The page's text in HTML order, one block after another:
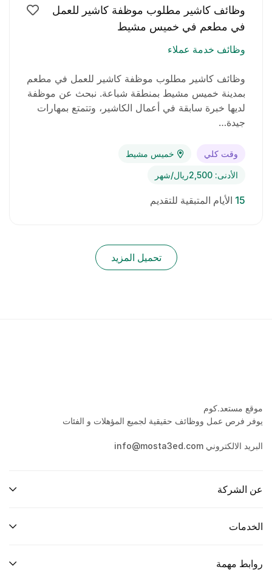
وظائف كاشير مطلوب موظفة كاشير للعمل
في مطعم في خميس مشيط
وظائف خدمة عملاء
وظائف كاشير مطلوب موظفة كاشير للعمل في مطعم
بمدينة خميس مشيط بمنطقة شباعة. نبحث عن موظفة
لديها خبرة سابقة في أعمال الكاشير، وتتمتع بمهارات
جيدة…
وقت كلي خميس مشيط
الأدنى: 2,500ريال/شهر
15 الأيام المتبقية للتقديم
تحميل المزيد
موقع مستعد.كوم
يوفر فرص عمل ووظائف حقيقية لجميع المؤهلات و الفئات
البريد الالكتروني info@mosta3ed.com
عن الشركة
الخدمات
روابط مهمة